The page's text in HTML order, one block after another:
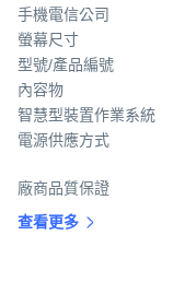
手機電信公司
螢幕尺寸
型號/產品編號
內容物
智慧型裝置作業系統
電源供應方式
廠商品質保證
查看更多